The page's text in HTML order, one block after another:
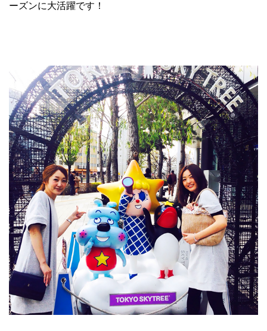
ーズンに大活躍です！